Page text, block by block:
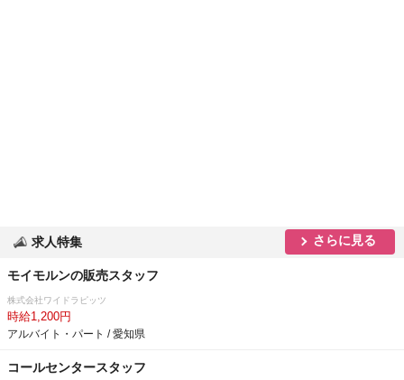
求人特集 さらに見る
モイモルンの販売スタッフ
株式会社ワイドラピッツ
時給1,200円
アルバイト・パート / 愛知県
コールセンタースタッフ